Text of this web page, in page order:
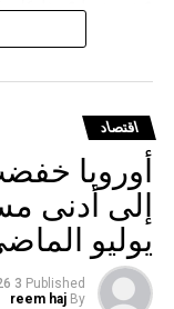
بوتين في مارس
المغادرين من
وفنوكوفو) ومطار
على تصريح مسبق من
الثمينة.
اقتصاد
أوروبا
إلى أدنى
يوليو
Published
3 days ago
By
reem haj